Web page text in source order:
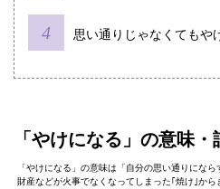
思い通りじゃなくてもや
「やけになる」の意味
「やけになる」の意味は「自分の思い通りにな
財産などが火事でなくなってしまった｢焼け｣か